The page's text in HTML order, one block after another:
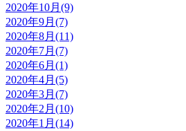
2020年10月(9)
2020年9月(7)
2020年8月(11)
2020年7月(7)
2020年6月(1)
2020年4月(5)
2020年3月(7)
2020年2月(10)
2020年1月(14)